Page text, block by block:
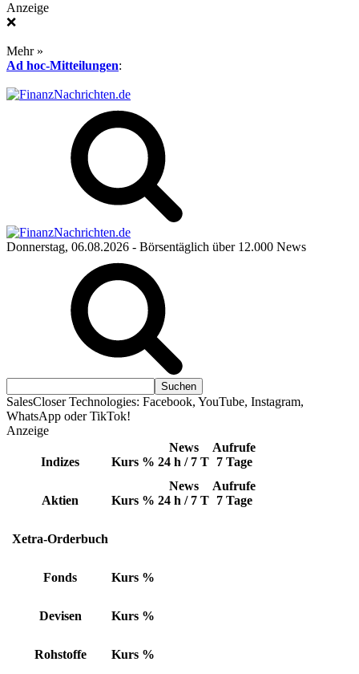
Anzeige
❌
Mehr »
Ad hoc-Mitteilungen:
Donnerstag, 06.08.2026 - Börsentäglich über 12.000 News
SalesCloser Technologies: Facebook, YouTube, Instagram,
WhatsApp oder TikTok!
Anzeige
Indizes Kurs %
News
24 h / 7 T
Aufrufe
7 Tage
Aktien Kurs %
News
24 h / 7 T
Aufrufe
7 Tage
Xetra-Orderbuch
Fonds Kurs %
Devisen Kurs %
Rohstoffe Kurs %